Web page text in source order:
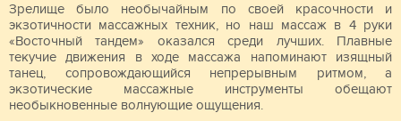
Зрелище было необычайным по своей красочности и
экзотичности массажных техник, но наш массаж в 4 руки
«Восточный тандем» оказался среди лучших. Плавные
текучие движения в ходе массажа напоминают изящный
танец, сопровождающийся непрерывным ритмом, а
экзотические массажные инструменты обещают
необыкновенные волнующие ощущения.